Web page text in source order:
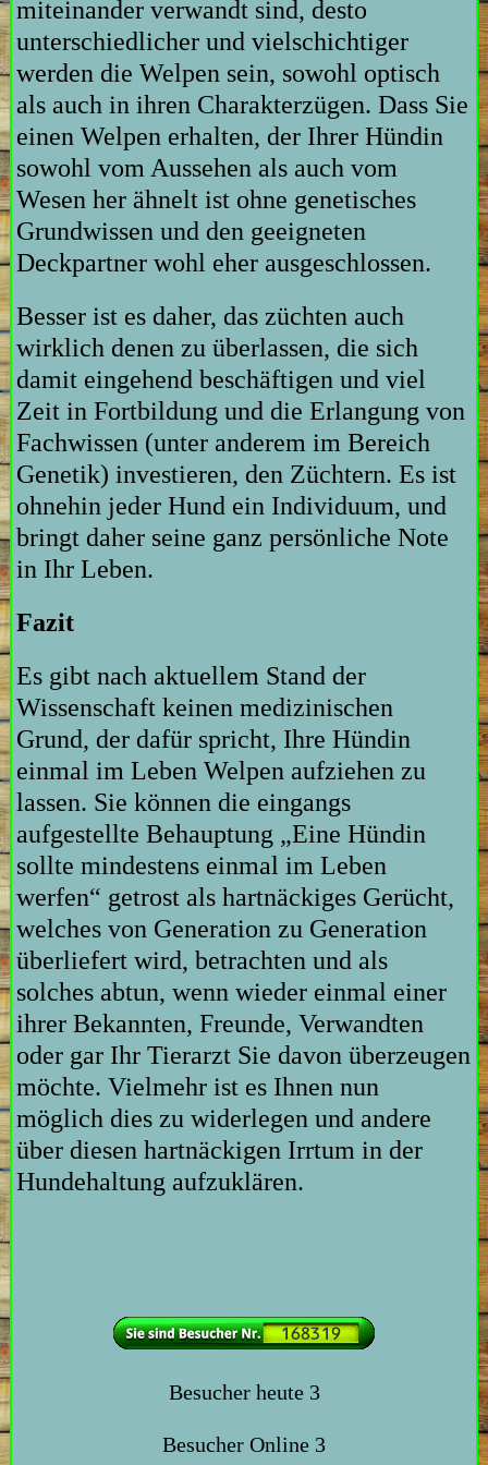
miteinander verwandt sind, desto
unterschiedlicher und vielschichtiger
werden die Welpen sein, sowohl optisch
als auch in ihren Charakterzügen. Dass Sie
einen Welpen erhalten, der Ihrer Hündin
sowohl vom Aussehen als auch vom
Wesen her ähnelt ist ohne genetisches
Grundwissen und den geeigneten
Deckpartner wohl eher ausgeschlossen.
Besser ist es daher, das züchten auch
wirklich denen zu überlassen, die sich
damit eingehend beschäftigen und viel
Zeit in Fortbildung und die Erlangung von
Fachwissen (unter anderem im Bereich
Genetik) investieren, den Züchtern. Es ist
ohnehin jeder Hund ein Individuum, und
bringt daher seine ganz persönliche Note
in Ihr Leben.
Fazit
Es gibt nach aktuellem Stand der
Wissenschaft keinen medizinischen
Grund, der dafür spricht, Ihre Hündin
einmal im Leben Welpen aufziehen zu
lassen. Sie können die eingangs
aufgestellte Behauptung „Eine Hündin
sollte mindestens einmal im Leben
werfen“ getrost als hartnäckiges Gerücht,
welches von Generation zu Generation
überliefert wird, betrachten und als
solches abtun, wenn wieder einmal einer
ihrer Bekannten, Freunde, Verwandten
oder gar Ihr Tierarzt Sie davon überzeugen
möchte. Vielmehr ist es Ihnen nun
möglich dies zu widerlegen und andere
über diesen hartnäckigen Irrtum in der
Hundehaltung aufzuklären.
Besucher heute 3
Besucher Online 3